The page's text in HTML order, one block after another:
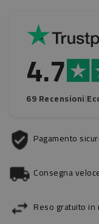
4.7
69 Recensioni|
Pagamento
Consegna
Reso gratuito in